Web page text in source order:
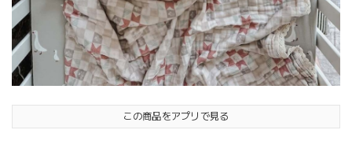
この商品をアプリで見る